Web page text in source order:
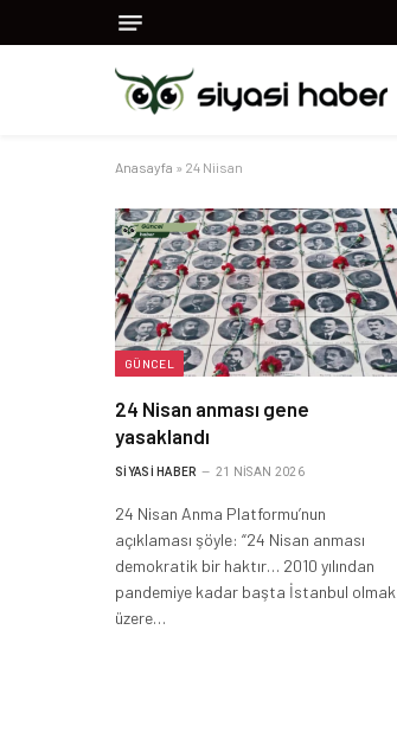
Anasayfa » 24 Niisan
GÜNCEL
24 Nisan anması gene
yasaklandı
SIYASI HABER 21 NISAN 2026
24 Nisan Anma Platformu’nun
açıklaması şöyle: “24 Nisan anması
demokratik bir haktır… 2010 yılından
pandemiye kadar başta İstanbul olmak
üzere…